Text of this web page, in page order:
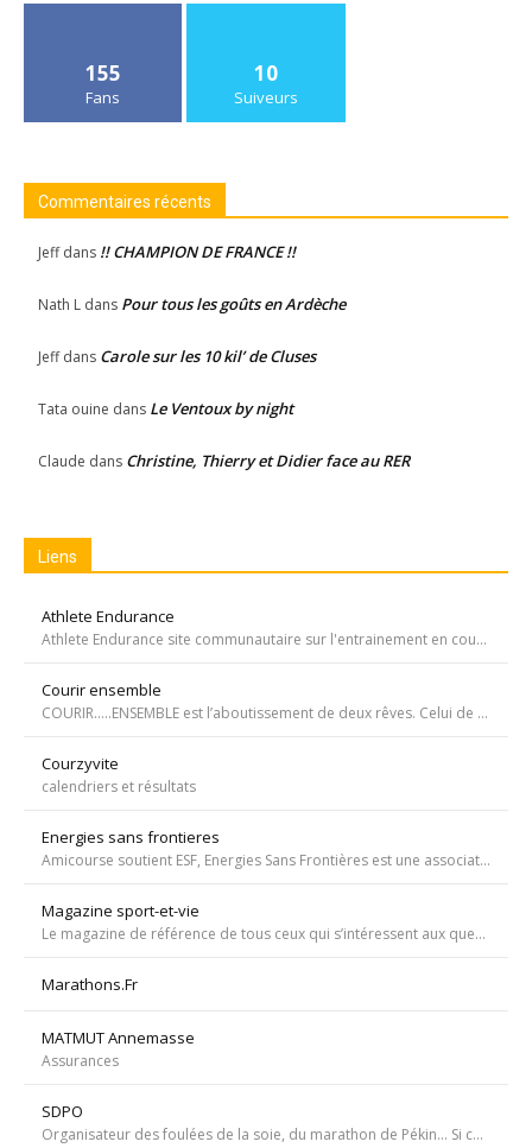
155
Fans
10
Suiveurs
Commentaires récents
Jeffdans !! CHAMPION DE FRANCE !!
Nath L dans Pour tous les goûts en Ardèche
Jeffdans Carole sur les 10 kil’ de Cluses
Tata ouine dans Le Ventoux by night
Claude dans Christine, Thierry et Didier face au RER
Liens
Athlete Endurance
Athlete Endurance site communautaire sur l'entrainement en course à pied
Courir ensemble
COURIR…..ENSEMBLE est l’aboutissement de deux rêves. Celui de Tiffany qui, malgré une tumeur à la jambe voulait participer à la course de l’Escalade et celui de Carole, animatrice bénévole de l’atelier de bricolage du service d’oncopédiatrie de l’Hôpital
Courzyvite
calendriers et résultats
Energies sans frontieres
Amicourse soutient ESF, Energies Sans Frontières est une association ayant pour objet l'aide au développement des pays les plus pauvres en favorisant l'accès à l'eau et à l'électricité
Magazine sport-et-vie
Le magazine de référence de tous ceux qui s’intéressent aux questions d’entraînement, de nutrition, de dopage, de physiologie, de psychologie et de médecine du sport.
Marathons.Fr
MATMUT Annemasse
Assurances
SDPO
Organisateur des foulées de la soie, du marathon de Pékin... Si courir était notre seul but, nous passerions à côté de moments inoubliables ». Depuis 1996 SDPOrganisation, spécialiste de la course aventure à vocation sportive et culturelle